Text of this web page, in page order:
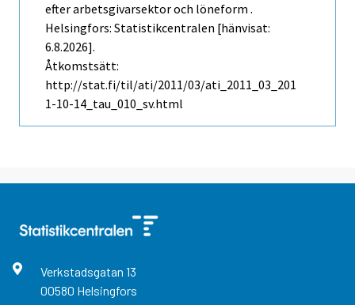
efter arbetsgivarsektor och löneform .
Helsingfors: Statistikcentralen [hänvisat:
6.8.2026].
Åtkomstsätt:
http://stat.fi/til/ati/2011/03/ati_2011_03_201
1-10-14_tau_010_sv.html
Verkstadsgatan 13
00580 Helsingfors